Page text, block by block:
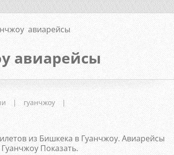
авиарейсы
авиарейсы
| гуанчжоу
|
из Бишкека в Гуанчжоу. Авиарейсы
Показать.